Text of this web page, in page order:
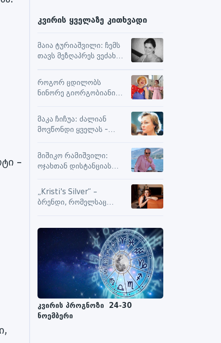
–
კვირის ყველაზე კითხვადი
მაია ტურიაშვილი: ჩემს
თავს მეზღაპრეს ვეძახი,
ურთიერთობებსა და
შემოქმედებით
მუშაობაში
როგორ ცდილობს
ნინორე გიორგობიანი
მაქსიმალური
სიამოვნების მიღებას და
მოქმედებს თუ არა მასზე
მაკა ჩიჩუა: ძალიან
მოვწონდი ყველას -
გარეთ
მიშიკო რამიშვილი:
ოჯახთან დისტანციას
გრძელდება
„Kristi's Silver“ –
ბრენდი, რომელსაც
კვირის პროგნოზი 24-30
ნოემბერი